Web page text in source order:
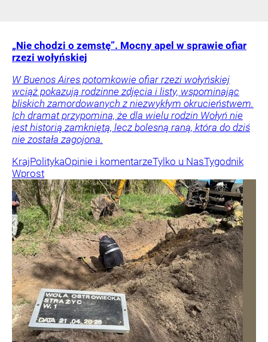
„Nie chodzi o zemstę”. Mocny apel w sprawie ofiar
rzezi wołyńskiej
W Buenos Aires potomkowie ofiar rzezi wołyńskiej
wciąż pokazują rodzinne zdjęcia i listy, wspominając
bliskich zamordowanych z niezwykłym okrucieństwem.
Ich dramat przypomina, że dla wielu rodzin Wołyń nie
jest historią zamkniętą, lecz bolesną raną, która do dziś
nie została zagojona.
KrajPolitykaOpinie i komentarzeTylko u NasTygodnik
Wprost